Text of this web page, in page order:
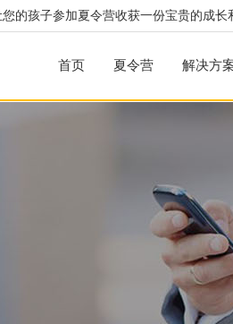
的孩子参加夏令营收获一份宝贵的成长
首页 夏令营 解决方